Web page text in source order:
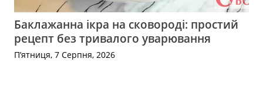
Баклажанна ікра на сковороді: простий
рецепт без тривалого уварювання
П’ятниця, 7 Серпня, 2026